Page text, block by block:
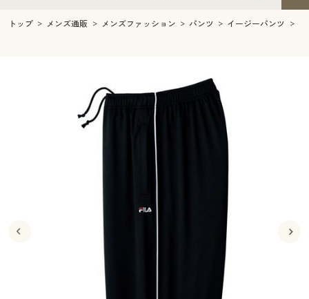
レディースファッション
インナー・下着通販すべて
メンズ
メンズファッション
家電・雑貨すべて
寝具・インテリア・家具
寝具・インテリア・家具通販すべて
カーテン・ラグ・ファブリック
美容・健康・サプリメント
制服・スクールすべて
ジュニア・ティーンズ下着
大きいサイズ通販すべて
大きいサイズ レディース服
ジュニア・ティーンズ下着
キッチン・雑貨・日用品
寝具・インテリア・家具通販すべて
カーテン・ラグ・ファブリック
美容・健康通販すべて
制服・スクール
ジュニア・ティーンズ下着
大きいサイズ通販すべて
大きいサイズ レディース服
大きいサイズ レディース下着
シークレットセール
商品カテゴリ一覧
トップ メンズ通販 メンズファッション パンツ イージーパンツ